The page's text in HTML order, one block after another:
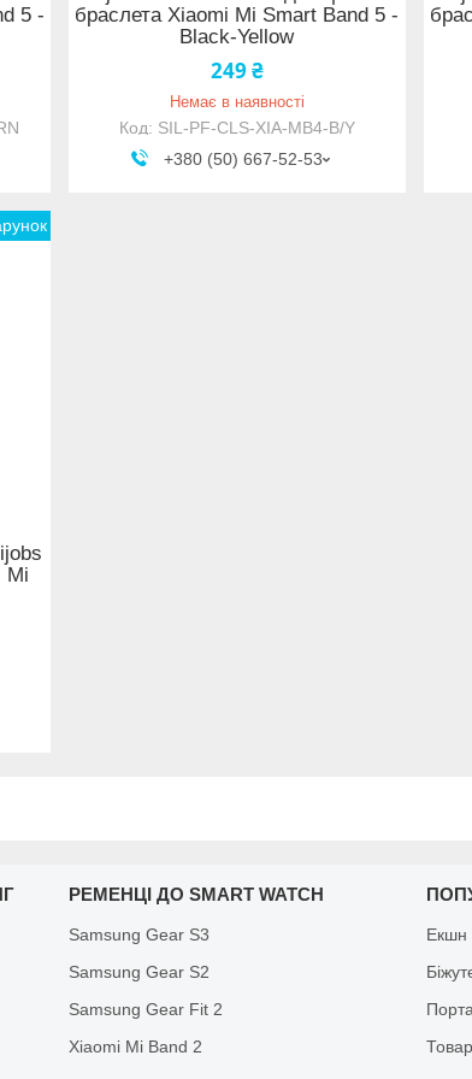
5 -
браслета Xiaomi Mi Smart Band 5 -
Black-Yellow
249 ₴
Немає в наявності
SIL-PF-CLS-XIA-MB4-B/Y
+380 (50) 667-52-53
Mi
РЕМЕНЦІ ДО SMART WATCH
Samsung Gear S3
Samsung Gear S2
Samsung Gear Fit 2
Xiaomi Mi Band 2
Екшн